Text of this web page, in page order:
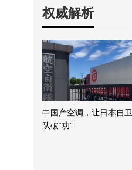
权威解析
中国产空调，让日本自卫
队破“功”